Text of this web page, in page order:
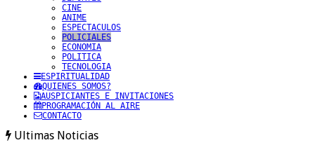
CINE
ANIME
ESPECTACULOS
POLICIALES
ECONOMIA
POLITICA
TECNOLOGIA
ESPIRITUALIDAD
QUIENES SOMOS?
AUSPICIANTES E INVITACIONES
PROGRAMACIÓN AL AIRE
CONTACTO
Ultimas Noticias